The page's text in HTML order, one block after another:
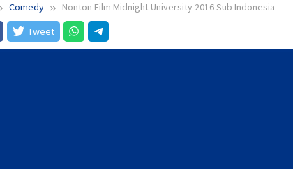
Comedy
Nonton Film Midnight University 2016 Sub Indonesia
Tweet